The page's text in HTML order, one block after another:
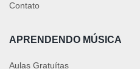
Contato
APRENDENDO MÚSICA
Aulas Gratuítas